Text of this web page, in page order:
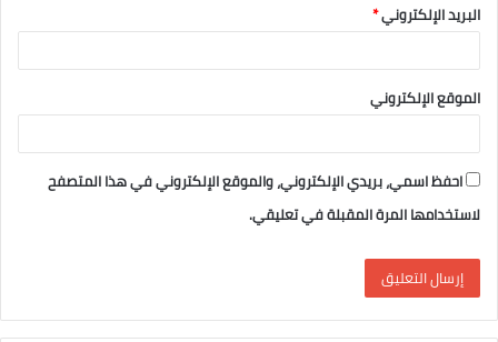
البريد الإلكتروني*
الموقع الإلكتروني
احفظ اسمي، بريدي الإلكتروني، والموقع الإلكتروني في هذا المتصفح
لاستخدامها المرة المقبلة في تعليقي.